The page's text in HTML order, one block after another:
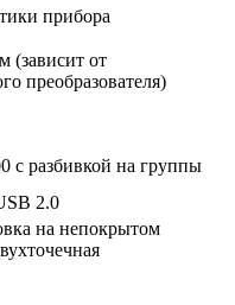
прибора
(зависит от
преобразователя)
с разбивкой на группы
2.0
на непокрытом